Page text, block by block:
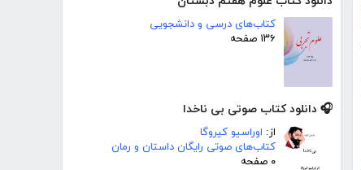
کتاب‌های درسی و دانشجویی
۱۳۶ صفحه
🎧 دانلود کتاب صوتی بی ناخدا
از: اوراسیو کیروگا
کتاب‌های صوتی رایگان داستان و رمان
۰ صفحه